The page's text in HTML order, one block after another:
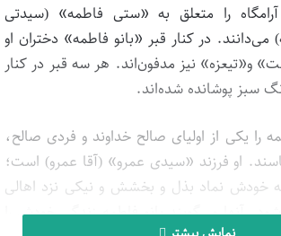
را متعلق به «ستی فاطمه» (سیدتی
می‌دانند. در کنار قبر «بانو فاطمه» دختران او
و«تیعزه» نیز مدفون‌اند. هر سه قبر در کنار
سبز پوشانده شده‌اند.
را یکی از اولیای صالح خداوند و فردی صالح،
او فرزند «سیدی عمرو» (آقا عمرو) است؛
خودش نماد بذل و بخشش و نیکی نزد اهالی
آنها می‌گویند بانو فاطمه زندگی خودش را